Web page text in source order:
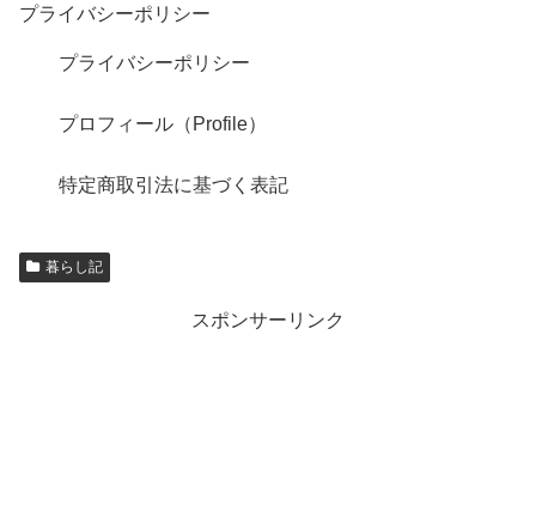
プライバシーポリシー
プライバシーポリシー
プロフィール（Profile）
特定商取引法に基づく表記
暮らし記
スポンサーリンク